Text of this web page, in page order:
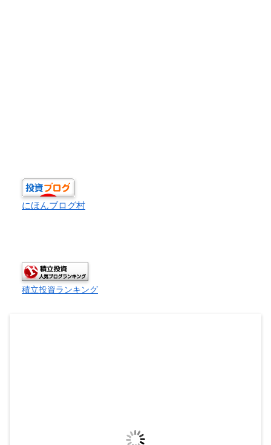
にほんブログ村
積立投資ランキング